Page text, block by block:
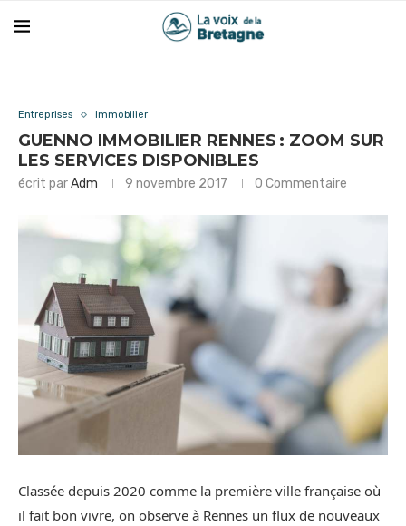
Entreprises Immobilier
GUENNO IMMOBILIER RENNES : ZOOM SUR
LES SERVICES DISPONIBLES
écrit parAdm 9 novembre 2017 0 Commentaire
Classée depuis 2020 comme la première ville française où
il fait bon vivre, on observe à Rennes un flux de nouveaux